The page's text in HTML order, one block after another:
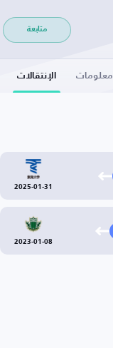
متابعة
معلومات الإنتقالات
2025-01-31
2023-01-08